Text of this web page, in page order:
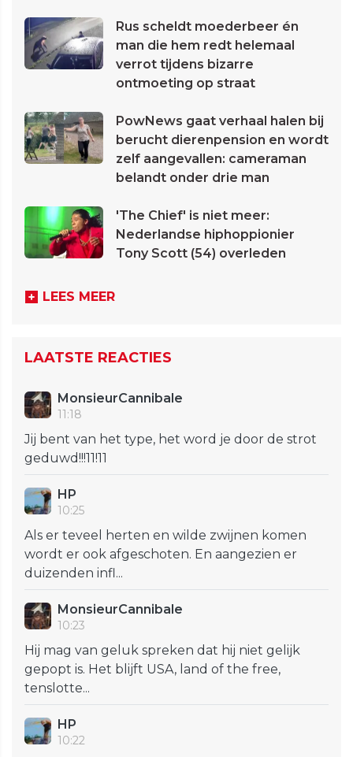
Rus scheldt moederbeer én
man die hem redt helemaal
verrot tijdens bizarre
ontmoeting op straat
PowNews gaat verhaal halen bij
berucht dierenpension en wordt
zelf aangevallen: cameraman
belandt onder drie man
'The Chief' is niet meer:
Nederlandse hiphoppionier
Tony Scott (54) overleden
LEES MEER
LAATSTE REACTIES
MonsieurCannibale
11:18
Jij bent van het type, het word je door de strot
geduwd!!!11!11
HP
10:25
Als er teveel herten en wilde zwijnen komen
wordt er ook afgeschoten. En aangezien er
duizenden infl...
MonsieurCannibale
10:23
Hij mag van geluk spreken dat hij niet gelijk
gepopt is. Het blijft USA, land of the free,
tenslotte...
HP
10:22